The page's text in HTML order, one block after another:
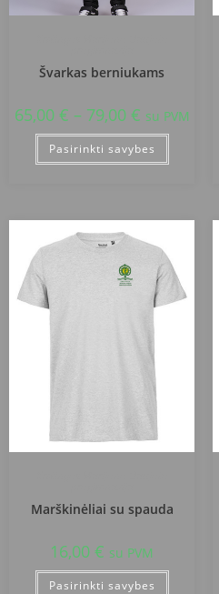
Švarkas berniukams
65,00 € – 79,00 € su PVM
Pasirinkti savybes
Marškinėliai su spauda
16,00 € su PVM
Pasirinkti savybes